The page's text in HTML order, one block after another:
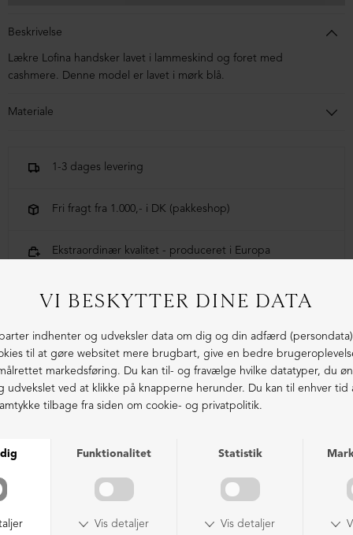
Beskrivelse
Lækre Lofina handsker lavet i lammeskind og foret med
cashmere. Denne model er lavet i mørk blå.
Materiale
1-3 dages levering
Fri fragt fra 1.000,- i DK (pakkeshop)
Ekstraordinær kvalitet - produceret i Europa
LIGNENDE PRODUKTER
NEDSAT